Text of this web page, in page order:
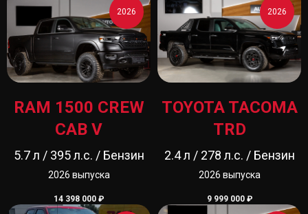
2026
RAM 1500 CREW
CAB V
5.7 л / 395 л.с. / Бензин
2026 выпуска
14 398 000 ₽
2026
TOYOTA TACOMA
TRD
2.4 л / 278 л.с. / Бензин
2026 выпуска
9 999 000 ₽
г. Москва, ул. Сколковское шоссе д.31, стр. 1
ТЦ «СпортХит», 1 этаж, пав. 65А (
карта)
пн.-вс.: 10:00-20:00
Адрес магазина
+7 (495) 177-57-57
Контакты